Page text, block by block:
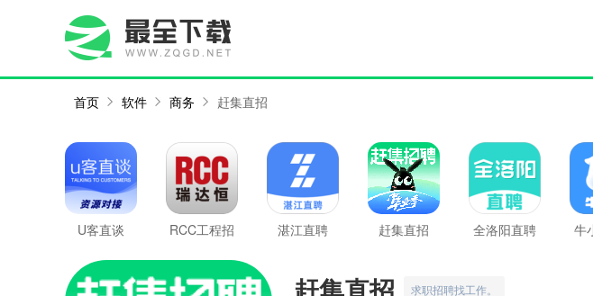
首页 软件 商务 赶集直招
U客直谈
RCC工程招
湛江直聘 赶集直招 全洛阳直聘 牛
求职招聘找工作。